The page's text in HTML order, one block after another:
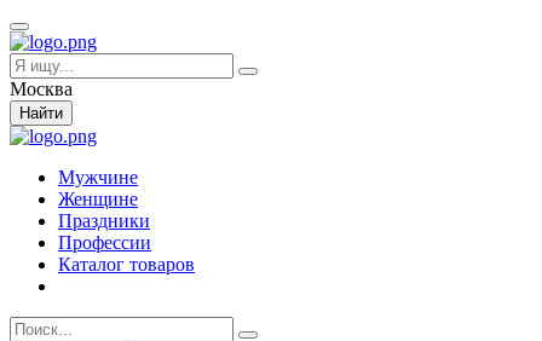
Москва
Найти
Мужчине
Женщине
Праздники
Профессии
Каталог товаров